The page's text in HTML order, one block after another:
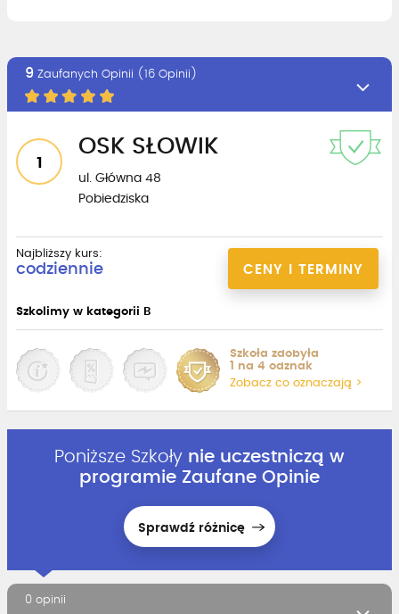
9 Zaufanych Opinii (16 Opinii)
1
OSK SŁOWIK
ul. Główna 48
Pobiedziska
CENY I TERMINY
Najbliższy kurs:
codziennie
Szkolimy w kategorii B
Szkoła zdobyła
1 na 4 odznak
Zobacz co oznaczają >
Poniższe Szkoły nie uczestniczą w
programie Zaufane Opinie
Sprawdź różnicę
0 opinii